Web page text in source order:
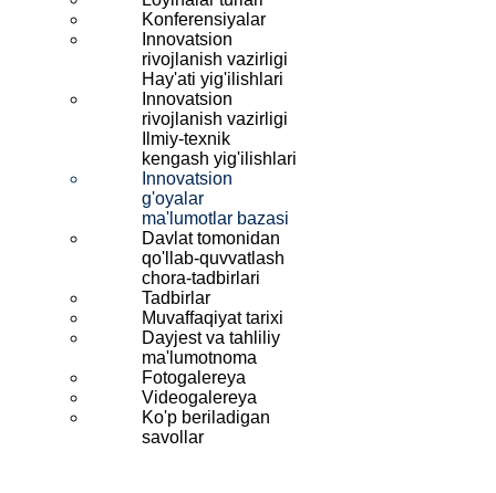
Konferensiyalar
Innovatsion
rivojlanish vazirligi
Hay'ati yig'ilishlari
Innovatsion
rivojlanish vazirligi
Ilmiy-texnik
kengash yig'ilishlari
Innovatsion
g'oyalar
ma'lumotlar bazasi
Davlat tomonidan
qo'llab-quvvatlash
chora-tadbirlari
Tadbirlar
Muvaffaqiyat tarixi
Dayjest va tahliliy
ma'lumotnoma
Fotogalereya
Videogalereya
Ko'p beriladigan
savollar